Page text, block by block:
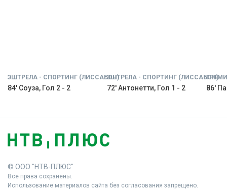
ЭШТРЕЛА - СПОРТИНГ (ЛИССАБОН)
84' Соуза, Гол 2 - 2
ЭШТРЕЛА - СПОРТИНГ (ЛИССАБОН)
72' Антонетти, Гол 1 - 2 86'
© ООО "НТВ-ПЛЮС"
Все права сохранены.
Использование материалов сайта без согласования запрещено.